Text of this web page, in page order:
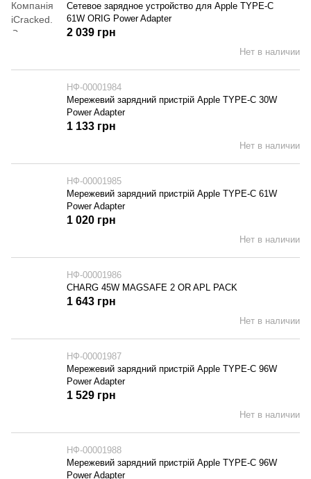
Сетевое зарядное устройство для Apple TYPE-C
61W ORIG Power Adapter
Нет в наличии
2 039 грн
НФ-00001984
Мережевий зарядний пристрій Apple TYPE-C 30W
Power Adapter
Нет в наличии
1 133 грн
НФ-00001985
Мережевий зарядний пристрій Apple TYPE-C 61W
Power Adapter
Нет в наличии
1 020 грн
НФ-00001986
CHARG 45W MAGSAFE 2 OR APL PACK
Нет в наличии
1 643 грн
НФ-00001987
Мережевий зарядний пристрій Apple TYPE-C 96W
Power Adapter
Нет в наличии
1 529 грн
НФ-00001988
Мережевий зарядний пристрій Apple TYPE-C 96W
Power Adapter